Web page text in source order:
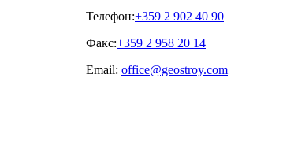
Телефон:+359 2 902 40 90
Факс:+359 2 958 20 14
Email: office@geostroy.com